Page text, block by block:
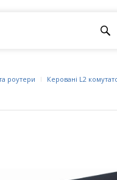
роутери Керовані L2